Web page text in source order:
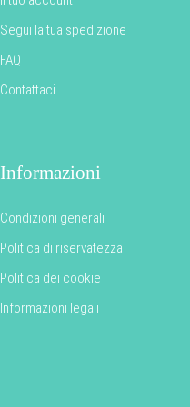
Segui la tua spedizione
FAQ
Contattaci
Informazioni
Condizioni generali
Politica di riservatezza
Politica dei cookie
Informazioni legali